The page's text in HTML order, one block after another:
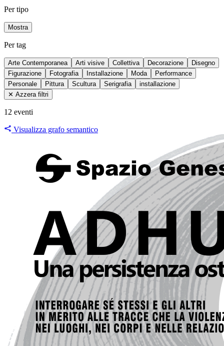
Per tipo
Mostra
Per tag
Arte Contemporanea Arti visive Collettiva Decorazione
Disegno
Figurazione
Fotografia Installazione Moda
Performance
Personale
Pittura Scultura Serigrafia
installazione
✕ Azzera filtri
12 eventi
Visualizza grafo semantico